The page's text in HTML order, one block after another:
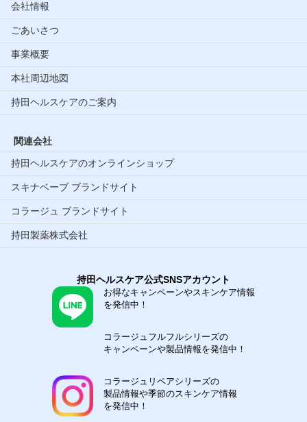
会社情報
ごあいさつ
事業概要
本社周辺地図
持田ヘルスケアのご案内
関連会社
持田ヘルスケアのオンラインショップ
スキナベーブ ブランドサイト
コラージュ ブランドサイト
持田製薬株式会社
持田ヘルスケア公式SNSアカウント
お得なキャンペーンやスキンケア情報
を発信中！
コラージュフルフルシリーズの
キャンペーンや製品情報を発信中！
コラージュリペアシリーズの
製品情報や季節のスキンケア情報
を発信中！